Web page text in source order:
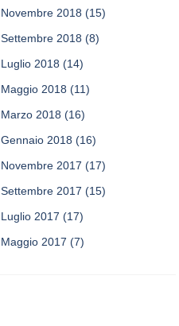
Novembre 2018 (15)
Settembre 2018 (8)
Luglio 2018 (14)
Maggio 2018 (11)
Marzo 2018 (16)
Gennaio 2018 (16)
Novembre 2017 (17)
Settembre 2017 (15)
Luglio 2017 (17)
Maggio 2017 (7)